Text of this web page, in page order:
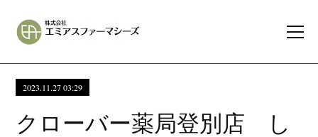
2023.11.27 03:29
クローバー薬局登別店 し